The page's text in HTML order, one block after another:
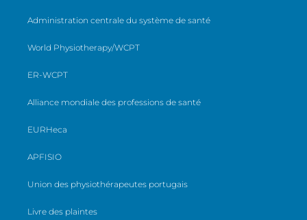
Administration centrale du système de santé
World Physiotherapy/WCPT
ER-WCPT
Alliance mondiale des professions de santé
EURHeca
APFISIO
Union des physiothérapeutes portugais
Livre des plaintes